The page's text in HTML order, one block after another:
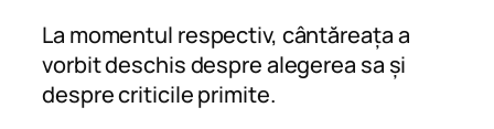
La momentul respectiv, cântăreața a
vorbit deschis despre alegerea sa și
despre criticile primite.